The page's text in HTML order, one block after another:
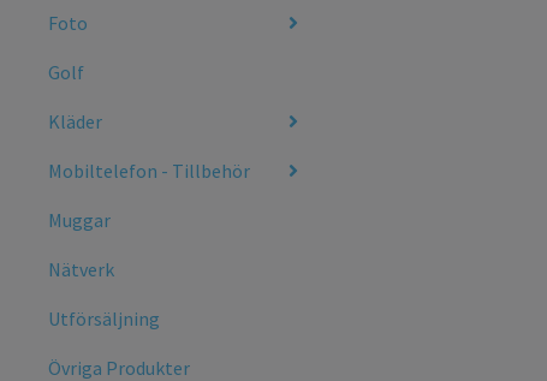
Foto
Golf
Kläder
Mobiltelefon - Tillbehör
Muggar
Nätverk
Utförsäljning
Övriga Produkter